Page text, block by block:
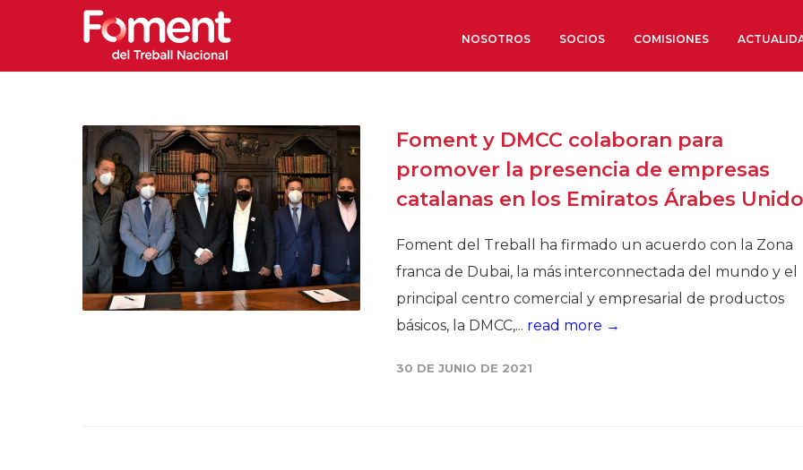
NOSOTROS
Órganos de Gobierno
Órganos Consultivos
Estructura Ejecutiva
Económicos y Sociales
SOCIOS COMISIONES
Foment y DMCC colaboran para
promover la presencia de empresas
catalanas en los Emiratos Árabes
Foment del Treball ha firmado un acuerdo con la Zona
franca de Dubai, la más interconnectada del mundo y el
principal centro comercial y empresarial de productos
básicos, la DMCC,... read more →
30 DE JUNIO DE 2021